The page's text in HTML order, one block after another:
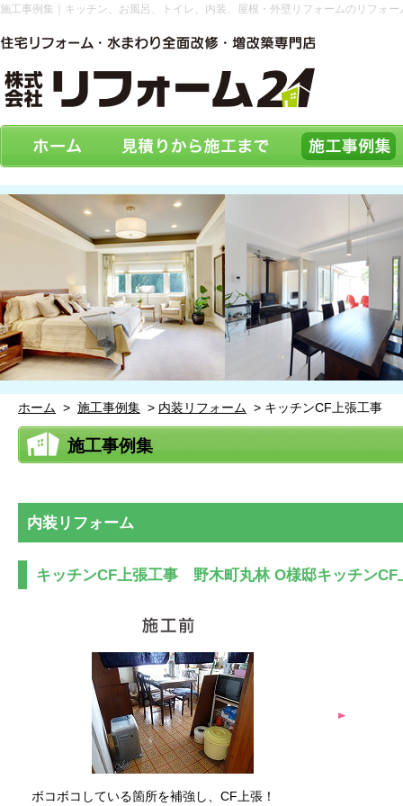
施工事例集｜キッチン、お風呂、トイレ、内装、屋根・外壁リフォームのリフォ
ホーム > 施工事例集 > 内装リフォーム > キッチンCF上張工事
施工事例集
内装リフォーム
キッチンCF上張工事 野木町丸林 O様邸キッチンCF
ボコボコしている箇所を補強し、CF上張！